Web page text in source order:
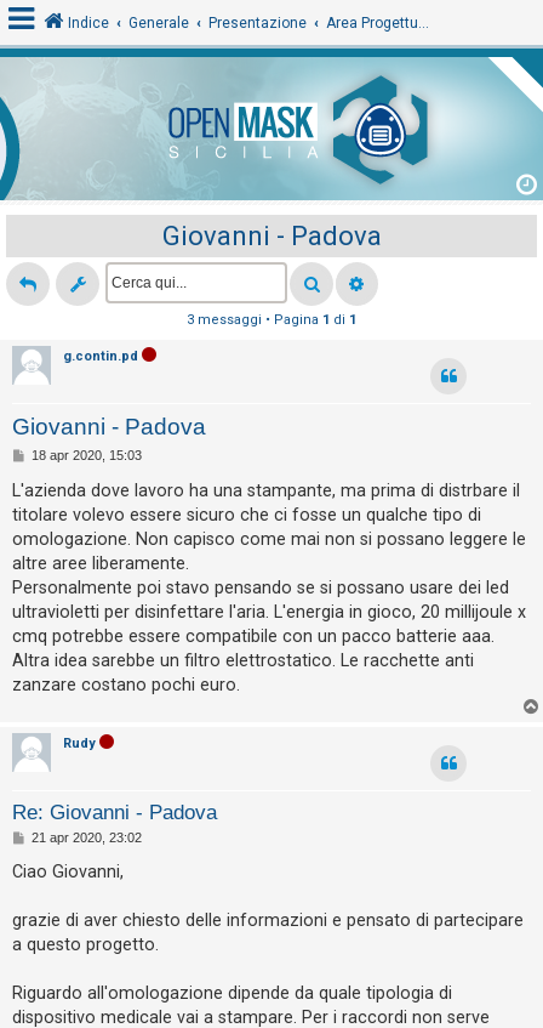
o
g
i
r
g
o
m
e
n
t
i
s
e
n
z
r
i
p
o
s
a
A
Indice Generale Presentazione Area Progettuale
Giovanni - Padova
3 messaggi • Pagina 1 di 1
g.contin.pd
Giovanni - Padova
M
s
s
a
g
g
i
18 apr 2020, 15:03
L'azienda dove lavoro ha una stampante, ma prima di distrbare il
titolare volevo essere sicuro che ci fosse un qualche tipo di
omologazione. Non capisco come mai non si possano leggere le
altre aree liberamente.
Personalmente poi stavo pensando se si possano usare dei led
ultravioletti per disinfettare l'aria. L'energia in gioco, 20 millijoule x
cmq potrebbe essere compatibile con un pacco batterie aaa.
Altra idea sarebbe un filtro elettrostatico. Le racchette anti
zanzare costano pochi euro.
Rudy
Re: Giovanni - Padova
M
s
g
g
i
21 apr 2020, 23:02
Ciao Giovanni,
grazie di aver chiesto delle informazioni e pensato di partecipare
a questo progetto.
Riguardo all'omologazione dipende da quale tipologia di
dispositivo medicale vai a stampare. Per i raccordi non serve